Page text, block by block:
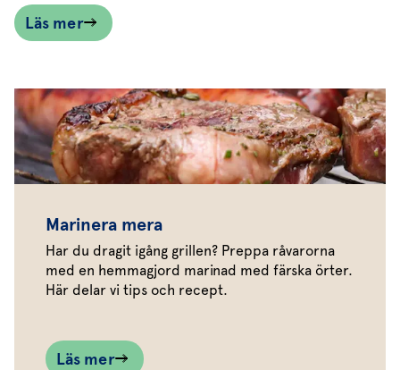
Läs mer
Marinera mera
Har du dragit igång grillen? Preppa råvarorna
med en hemmagjord marinad med färska örter.
Här delar vi tips och recept.
Läs mer